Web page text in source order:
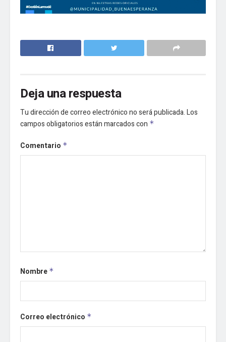
Deja una respuesta
Tu dirección de correo electrónico no será publicada.Los
campos obligatorios están marcados con *
Comentario *
Nombre *
Correo electrónico *